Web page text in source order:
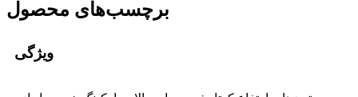
برچسب‌های محصول
ویژگی